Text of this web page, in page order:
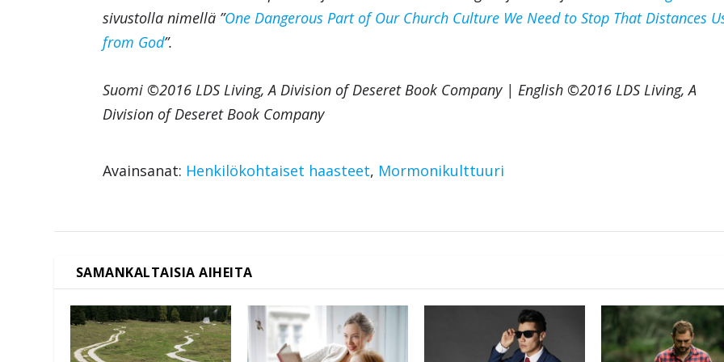
sivustolla nimellä ”One Dangerous Part of Our Church Culture We Need to Stop That Distances
from God”.
Suomi ©2016 LDS Living, A Division of Deseret Book Company | English ©2016 LDS Living, A
Division of Deseret Book Company
Avainsanat: Henkilökohtaiset haasteet, Mormonikulttuuri